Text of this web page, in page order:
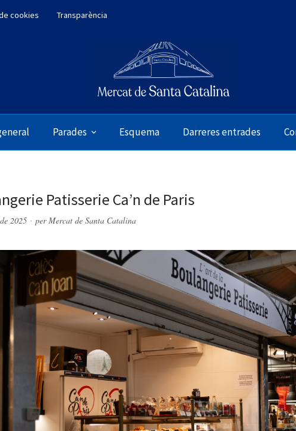
cookies Transparència
Parades Esquema Darreres entrades
Patisserie Ca’n de Paris
2025 perMercat de Santa Catalina